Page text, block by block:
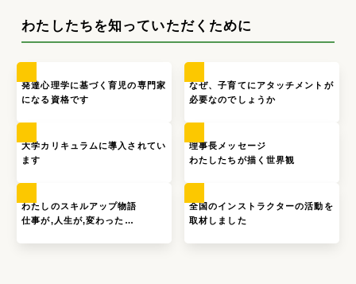
わたしたちを知っていただくために
発達心理学に基づく育児の専門家
になる資格です
なぜ、子育てにアタッチメントが
必要なのでしょうか
大学カリキュラムに導入されてい
ます
理事長メッセージ
わたしたちが描く世界観
わたしのスキルアップ物語
仕事が,人生が,変わった…
全国のインストラクターの活動を
取材しました